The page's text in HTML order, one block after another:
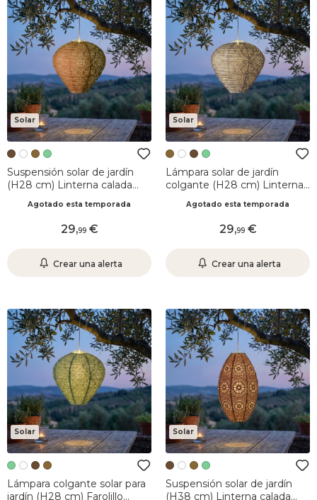
Solar
Suspensión solar de jardín
(H28 cm) Linterna calada
Agotado esta temporada
29,99
Crear una alerta
Solar
Lámpara solar de jardín
colgante (H28 cm) Linterna
Agotado esta temporada
29,99
Crear una alerta
Solar
Lámpara colgante solar para
jardín (H28 cm) Farolillo
Solar
Suspensión solar de jardín
(H38 cm) Linterna calada